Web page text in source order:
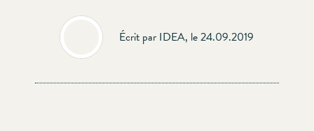
Écrit par IDEA, le 24.09.2019